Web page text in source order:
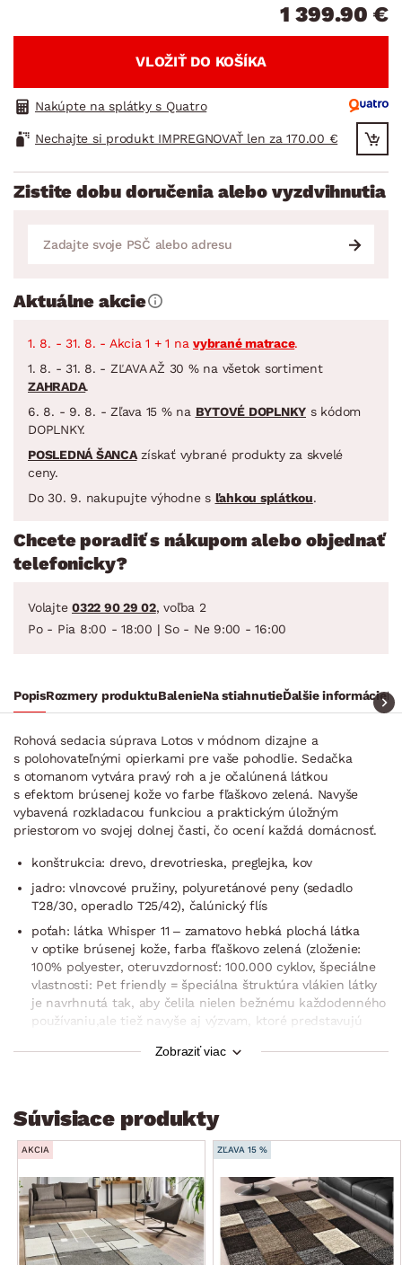
1 399.90 €
VLOŽIŤ DO KOŠÍKA
Nakúpte na splátky s Quatro
Nechajte si produkt IMPREGNOVAŤ len za 170.00 €
Zistite dobu doručenia alebo vyzdvihnutia
Aktuálne akcie
1. 8. - 31. 8. - Akcia 1 + 1 na vybrané matrace.
1. 8. - 31. 8. - ZĽAVA AŽ 30 % na všetok sortiment
ZAHRADA.
6. 8. - 9. 8. - Zľava 15 % na BYTOVÉ DOPLNKY s kódom
DOPLNKY.
POSLEDNÁ ŠANCAzískať vybrané produkty za skvelé
ceny.
Do 30. 9. nakupujte výhodne s ľahkou splátkou.
Chcete poradiť s nákupom alebo objednať
telefonicky?
Volajte 0322 90 29 02, voľba 2
Po - Pia 8:00 - 18:00 | So - Ne 9:00 - 16:00
PopisRozmery produktuBalenieNa stiahnutieĎalšie informácie
Rohová sedacia súprava Lotos v módnom dizajne a
s polohovateľnými opierkami pre vaše pohodlie. Sedačka
s otomanom vytvára pravý roh a je očalúnená látkou
s efektom brúsenej kože vo farbe fľaškovo zelená. Navyše
vybavená rozkladacou funkciou a praktickým úložným
priestorom vo svojej dolnej časti, čo ocení každá domácnosť.
konštrukcia: drevo, drevotrieska, preglejka, kov
jadro: vlnovcové pružiny, polyuretánové peny (sedadlo
T28/30, operadlo T25/42), čalúnický flís
poťah: látka Whisper 11 – zamatovo hebká plochá látka
v optike brúsenej kože, farba fľaškovo zelená (zloženie:
100% polyester, oteruvzdornosť: 100.000 cyklov, špeciálne
vlastnosti: Pet friendly = špeciálna štruktúra vlákien látky
je navrhnutá tak, aby čelila nielen bežnému každodenného
používaniu,ale tiež navyše aj výzvam, ktoré predstavujú
pôsobeniu pazúrikov, zvýšená odolnosť proti zachytávaniu
v priestore)
prešitie poťahu
ľavá podrúčka: funkcia polohovania hornej časti, zaujímavo
členitá optika v tvare C
zaoblené tvary
sedák: priestranný, stredne mäkký
Zobraziť viac
Súvisiace produkty
AKCIA ZĽAVA 15 %